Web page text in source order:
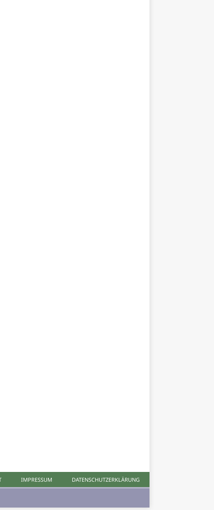
IMPRESSUM DATENSCHUTZERKLÄRUNG